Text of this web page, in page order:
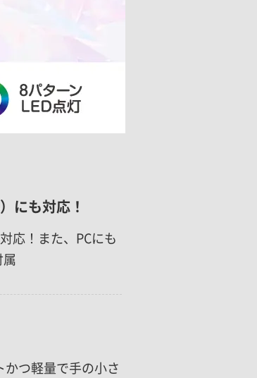
にも対応！
応！また、PCにも
つ軽量で手の小さ